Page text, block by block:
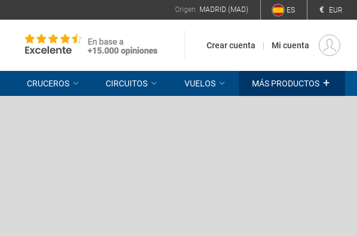
Origen MADRID (MAD) ES € EUR
Crear cuenta Mi cuenta
CRUCEROS CIRCUITOS VUELOS MÁS PRODUCTOS +